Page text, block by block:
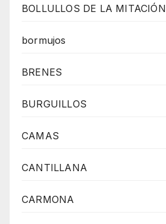
BOLLULLOS DE LA MITACIÓN
bormujos
BRENES
BURGUILLOS
CAMAS
CANTILLANA
CARMONA